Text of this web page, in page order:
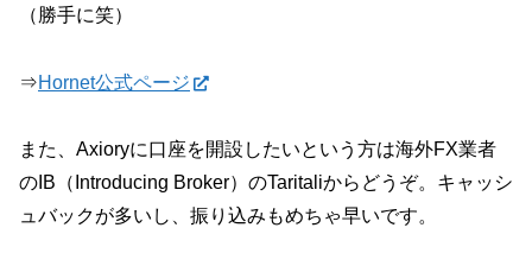
（勝手に笑）
⇒Hornet公式ページ
また、Axioryに口座を開設したいという方は海外FX業者
のIB（Introducing Broker）のTaritaliからどうぞ。キャッシ
ュバックが多いし、振り込みもめちゃ早いです。